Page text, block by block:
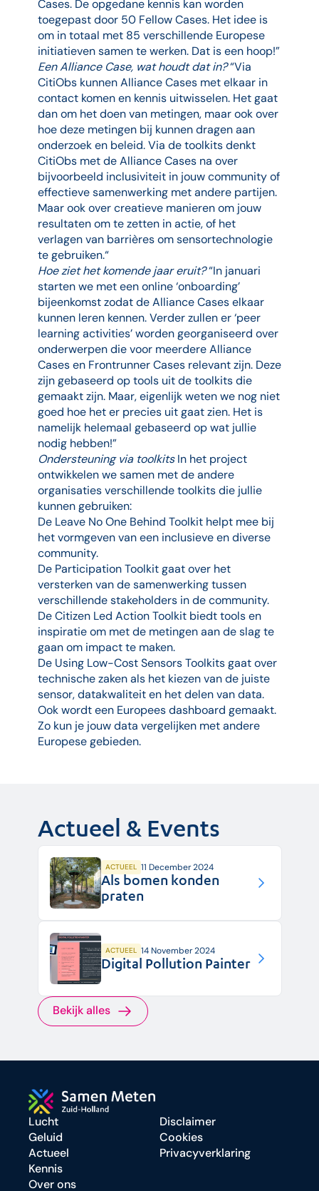
Cases. De opgedane kennis kan worden
toegepast door 50 Fellow Cases. Het idee is
om in totaal met 85 verschillende Europese
initiatieven samen te werken. Dat is een hoop!”
Een Alliance Case, wat houdt dat in?“Via
CitiObs kunnen Alliance Cases met elkaar in
contact komen en kennis uitwisselen. Het gaat
dan om het doen van metingen, maar ook over
hoe deze metingen bij kunnen dragen aan
onderzoek en beleid. Via de toolkits denkt
CitiObs met de Alliance Cases na over
bijvoorbeeld inclusiviteit in jouw community of
effectieve samenwerking met andere partijen.
Maar ook over creatieve manieren om jouw
resultaten om te zetten in actie, of het
verlagen van barrières om sensortechnologie
te gebruiken.“
Hoe ziet het komende jaar eruit?“In januari
starten we met een online ‘onboarding’
bijeenkomst zodat de Alliance Cases elkaar
kunnen leren kennen. Verder zullen er ‘peer
learning activities’ worden georganiseerd over
onderwerpen die voor meerdere Alliance
Cases en Frontrunner Cases relevant zijn. Deze
zijn gebaseerd op tools uit de toolkits die
gemaakt zijn. Maar, eigenlijk weten we nog niet
goed hoe het er precies uit gaat zien. Het is
namelijk helemaal gebaseerd op wat jullie
nodig hebben!”
Ondersteuning via toolkitsIn het project
ontwikkelen we samen met de andere
organisaties verschillende toolkits die jullie
kunnen gebruiken:
De Leave No One Behind Toolkit helpt mee bij
het vormgeven van een inclusieve en diverse
community.
De Participation Toolkit gaat over het
versterken van de samenwerking tussen
verschillende stakeholders in de community.
De Citizen Led Action Toolkit biedt tools en
inspiratie om met de metingen aan de slag te
gaan om impact te maken.
De Using Low-Cost Sensors Toolkits gaat over
technische zaken als het kiezen van de juiste
sensor, datakwaliteit en het delen van data.
Ook wordt een Europees dashboard gemaakt.
Zo kun je jouw data vergelijken met andere
Europese gebieden.
Actueel & Events
ACTUEEL 11 December 2024
Als bomen konden
praten
ACTUEEL 14 November 2024
Digital Pollution Painter
Bekijk alles
Lucht
Geluid
Actueel
Kennis
Over ons
Disclaimer
Cookies
Privacyverklaring